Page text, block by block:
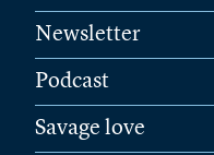
Newsletter
Podcast
Savage love